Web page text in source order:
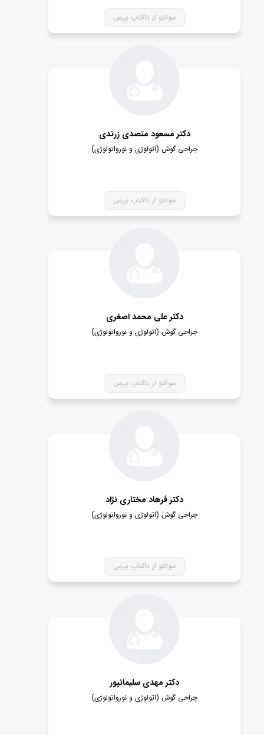
سوالتو از داکتاپ بپرس
دکتر مسعود متصدی زرندی
جراحی گوش (اتولوژی و نورواتولوژی)
سوالتو از داکتاپ بپرس
دکتر علی محمد اصغری
جراحی گوش (اتولوژی و نورواتولوژی)
سوالتو از داکتاپ بپرس
دکتر فرهاد مختاری نژاد
جراحی گوش (اتولوژی و نورواتولوژی)
سوالتو از داکتاپ بپرس
دکتر مهدی سلیمانپور
جراحی گوش (اتولوژی و نورواتولوژی)